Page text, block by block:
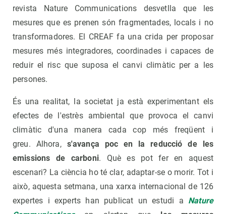
revista Nature Communications desvetlla que les
mesures que es prenen són fragmentades, locals i no
transformadores. El CREAF fa una crida per proposar
mesures més integradores, coordinades i capaces de
reduir el risc que suposa el canvi climàtic per a les
persones.
És una realitat, la societat ja està experimentant els
efectes de l'estrès ambiental que provoca el canvi
climàtic d'una manera cada cop més freqüent i
greu. Alhora, s'avança poc en la reducció de les
emissions de carboni. Què es pot fer en aquest
escenari? La ciència ho té clar, adaptar-se o morir. Tot i
això, aquesta setmana, una xarxa internacional de 126
expertes i experts han publicat un estudi a Nature